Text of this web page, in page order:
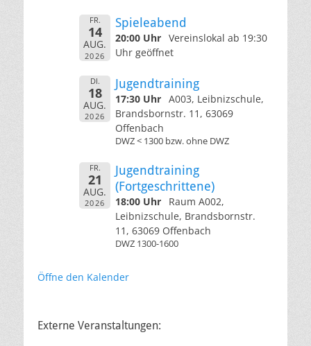
FR.
14
AUG.
2026
Spieleabend
20:00 Uhr Vereinslokal ab 19:30
Uhr geöffnet
DI.
18
AUG.
2026
Jugendtraining
17:30 Uhr A003, Leibnizschule,
Brandsbornstr. 11, 63069
Offenbach
DWZ < 1300 bzw. ohne DWZ
FR.
21
AUG.
2026
Jugendtraining
(Fortgeschrittene)
18:00 Uhr
Raum A002,
Leibnizschule, Brandsbornstr.
11, 63069 Offenbach
DWZ 1300-1600
Öffne den Kalender
Externe Veranstaltungen: